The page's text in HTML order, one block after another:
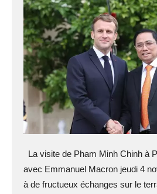
La visite de Pham Minh Chinh à
avec Emmanuel Macron jeudi 4
à de fructueux échanges sur le